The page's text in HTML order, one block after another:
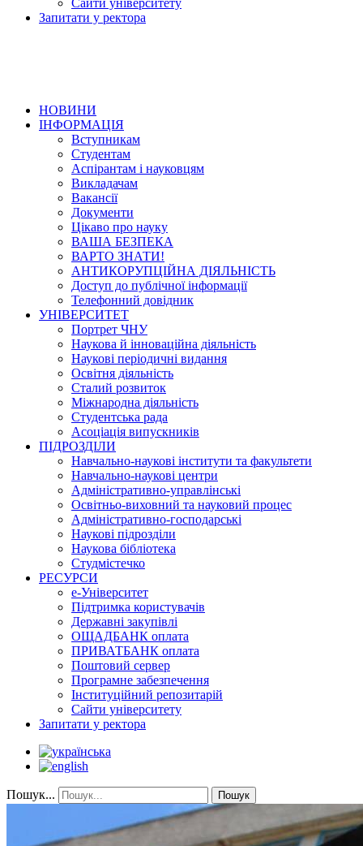
Запитати у ректора
НОВИНИ
ІНФОРМАЦІЯ
Вступникам
Студентам
Аспірантам і науковцям
Викладачам
Вакансії
Документи
Цікаво про науку
ВАША БЕЗПЕКА
ВАРТО ЗНАТИ!
АНТИКОРУПЦІЙНА ДІЯЛЬНІСТЬ
Доступ до публічної інформації
Телефонний довідник
УНІВЕРСИТЕТ
Портрет ЧНУ
Наукова й інноваційна діяльність
Наукові періодичні видання
Освітня діяльність
Сталий розвиток
Міжнародна діяльність
Студентська рада
Асоціація випускників
ПІДРОЗДІЛИ
Навчально-наукові інститути та факультети
Навчально-наукові центри
Адміністративно-управлінські
Освітньо-виховний та науковий процес
Адміністративно-господарські
Наукові підрозділи
Наукова бібліотека
Студмістечко
РЕСУРСИ
е-Університет
Підтримка користувачів
Державні закупівлі
ОЩАДБАНК оплата
ПРИВАТБАНК оплата
Поштовий сервер
Програмне забезпечення
Інституційний репозитарій
Сайти університету
Запитати у ректора
Пошук... Пошук